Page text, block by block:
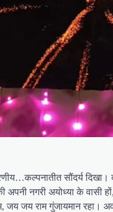
सौंदर्य
अपनी नगरी अयोध्या के
जय जय राम गुंजायमान